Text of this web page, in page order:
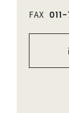
FAX